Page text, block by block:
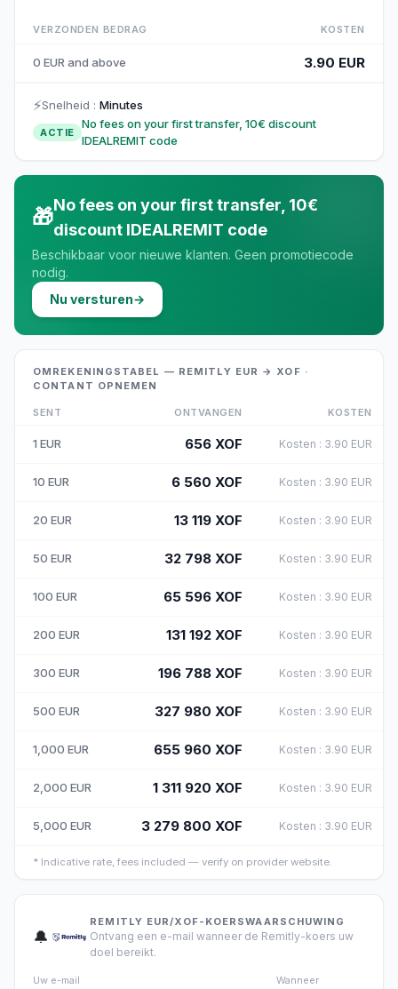
VERZONDEN BEDRAG KOSTEN
0 EUR and above 3.90 EUR
⚡Snelheid : Minutes
ACTIE
No fees on your first transfer, 10€ discount
IDEALREMIT code
🎁No fees on your first transfer, 10€
discount IDEALREMIT code
Beschikbaar voor nieuwe klanten. Geen promotiecode
nodig.
Nu versturen→
OMREKENINGSTABEL — REMITLY EUR → XOF ·
CONTANT OPNEMEN
SENT ONTVANGEN KOSTEN
1 EUR 656 XOF Kosten : 3.90 EUR
10 EUR 6 560 XOF Kosten : 3.90 EUR
20 EUR 13 119 XOF Kosten : 3.90 EUR
50 EUR 32 798 XOF Kosten : 3.90 EUR
100 EUR 65 596 XOF Kosten : 3.90 EUR
200 EUR 131 192 XOF Kosten : 3.90 EUR
300 EUR 196 788 XOF Kosten : 3.90 EUR
500 EUR 327 980 XOF Kosten : 3.90 EUR
1,000 EUR 655 960 XOF Kosten : 3.90 EUR
2,000 EUR 1 311 920 XOF Kosten : 3.90 EUR
5,000 EUR 3 279 800 XOF Kosten : 3.90 EUR
* Indicative rate, fees included — verify on provider website.
🔔
REMITLY EUR/XOF-KOERSWAARSCHUWING
Ontvang een e-mail wanneer de Remitly-koers uw
doel bereikt.
Uw e-mail Wanneer